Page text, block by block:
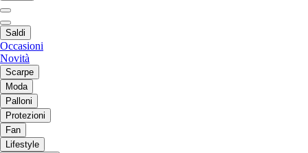
Saldi
Occasioni
Novità
Scarpe
Moda
Palloni
Protezioni
Fan
Lifestyle